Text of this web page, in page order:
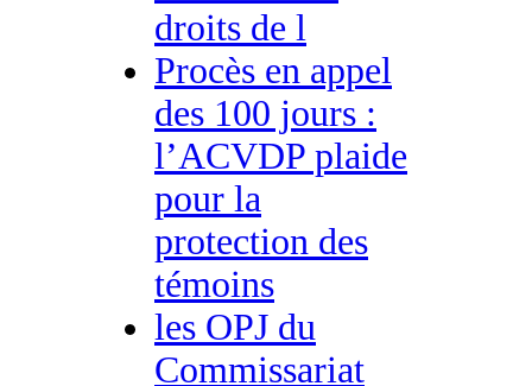
droits de l
Procès en appel
des 100 jours :
l’ACVDP plaide
pour la
protection des
témoins
les OPJ du
Commissariat